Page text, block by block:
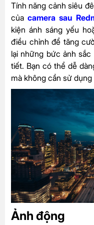
Tính năng cảnh siêu
của camera sau
kiện ánh sáng yếu
điều chỉnh để tăng
lại những bức ảnh
tiết. Bạn có thể dễ
mà không cần sử dụng
Ảnh động